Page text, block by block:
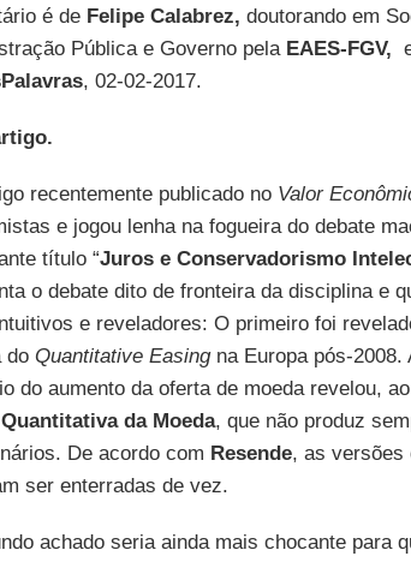
é deFelipe Calabrez, doutorando em
Pública e Governo pelaEAES-FGV,
, 02-02-2017.
recentemente publicado noValor
e jogou lenha na fogueira do debate
título “Juros e Conservadorismo
o debate dito de fronteira da disciplina e
e reveladores: O primeiro foi
do Quantitative Easingna Europa pós-2008.
do aumento da oferta de moeda revelou,
da Moeda, que não produz
De acordo com Resende, as versões
ser enterradas de vez.
achado seria ainda mais chocante para